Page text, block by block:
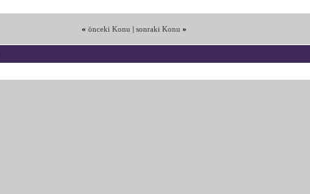
« önceki Konu |sonraki Konu »